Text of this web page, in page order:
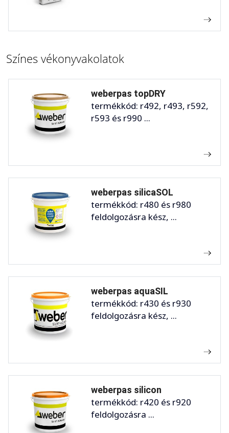
Színes vékonyvakolatok
weberpas topDRY
termékkód: r492, r493, r592,
r593 és r990 ...
weberpas silicaSOL
termékkód: r480 és r980
feldolgozásra kész, ...
weberpas aquaSIL
termékkód: r430 és r930
feldolgozásra kész, ...
weberpas silicon
termékkód: r420 és r920
feldolgozásra ...